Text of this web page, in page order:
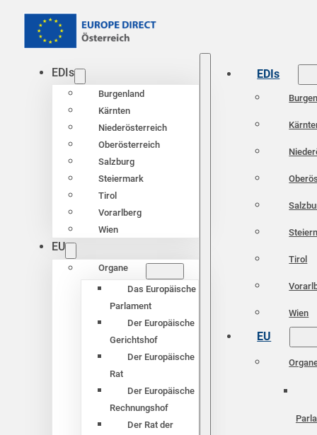
EDIs
Burgenland
Kärnten
Niederösterreich
Oberösterreich
Salzburg
Steiermark
Tirol
Vorarlberg
Wien
EU
Organe
Das Europäische
Parlament
Der Europäische
Gerichtshof
Der Europäische
Rat
Der Europäische
Rechnungshof
Der Rat der
EDIs
Tirol
Wien
EU